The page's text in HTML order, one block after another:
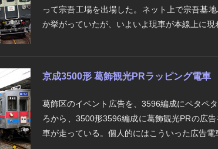
って宗吾工場を出場した。ネット上で宗吾基
か挙がっていたが、いよいよ現車が本線上に現
京成3500形 葛飾観光PRラッピング電車
葛飾区のイベント広告を、3596編成にペタペ
ろから、3500形3596編成に葛飾観光PRの広
車が走っている。個人的にはこういった広告電